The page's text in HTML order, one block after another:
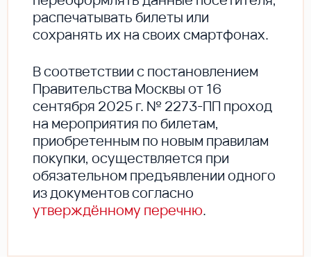
распечатывать билеты или
сохранять их на своих смартфонах.
В соответствии с постановлением
Правительства Москвы от 16
сентября 2025 г. № 2273-ПП проход
на мероприятия по билетам,
приобретенным по новым правилам
покупки, осуществляется при
обязательном предъявлении одного
из документов согласно
утверждённому перечню.